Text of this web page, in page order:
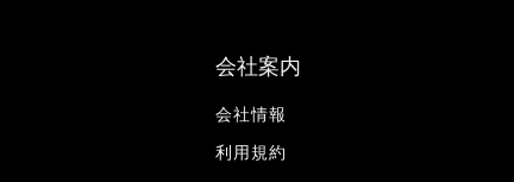
会社案内
会社情報
利用規約